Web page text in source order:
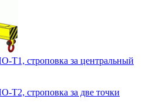
Т1, строповка за центральный
Т2, строповка за две точки